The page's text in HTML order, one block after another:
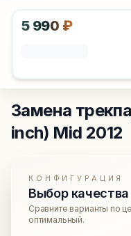
5 990 ₽
Замена
inch) Mid 2012
КОНФИГУРАЦИЯ
Выбор
Сравните варианты по
оптимальный.